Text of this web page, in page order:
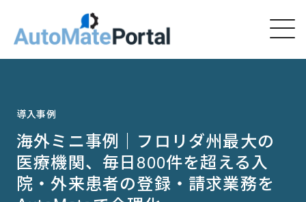
導入事例
海外ミニ事例｜フロリダ州最大の
医療機関、毎日800件を超える入
院・外来患者の登録・請求業務を